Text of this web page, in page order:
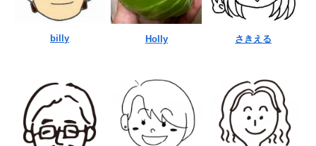
billy Holly さきえる